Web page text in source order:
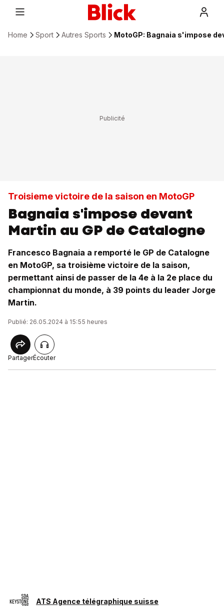
Home Sport Autres Sports MotoGP: Bagnaia s'impose
Troisieme victoire de la saison en MotoGP
Bagnaia s'impose devant
Martin au GP de Catalogne
Francesco Bagnaia a remporté le GP de Catalogne
en MotoGP, sa troisième victoire de la saison,
permettant ainsi de passer de la 4e à la 2e place du
championnat du monde, à 39 points du leader Jorge
Martin.
Publié: 26.05.2024 à 15:55 heures
PartagerÉcouter
ATS Agence télégraphique suisse